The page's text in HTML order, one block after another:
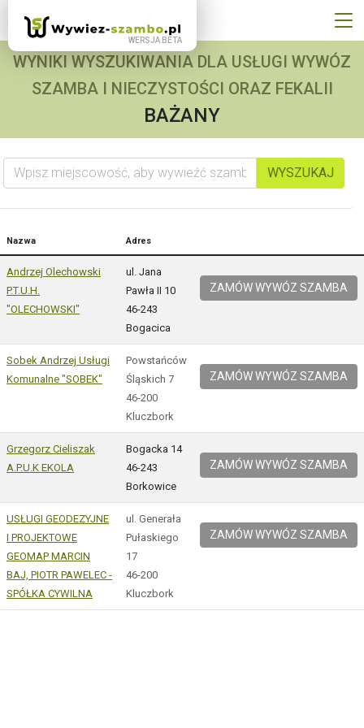
WYNIKI WYSZUKIWANIA DLA USŁUGI WYWÓZ
SZAMBA I NIECZYSTOŚCI ORAZ FEKALII
BAŻANY
Wpisz miejscowość, aby wywieźć szambo
WYSZUKAJ
Nazwa Adres
Andrzej Olechowski
P.T.U.H.
"OLECHOWSKI"
ul. Jana
Pawła II 10
46-243
Bogacica
ZAMÓW WYWÓZ SZAMBA
Sobek Andrzej Usługi
Komunalne "SOBEK"
Powstańców
Śląskich 7
46-200
Kluczbork
ZAMÓW WYWÓZ SZAMBA
Grzegorz Cieliszak
A.P.U.K EKOLA
Bogacka 14
46-243
Borkowice
ZAMÓW WYWÓZ SZAMBA
USŁUGI GEODEZYJNE
I PROJEKTOWE
GEOMAP MARCIN
BAJ, PIOTR PAWELEC -
SPÓŁKA CYWILNA
ul. Generała
Pułaskiego
17
46-200
Kluczbork
ZAMÓW WYWÓZ SZAMBA